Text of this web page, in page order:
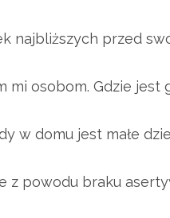
najbliższych przed
osobom. Gdzie jest
w domu jest małe
z powodu braku